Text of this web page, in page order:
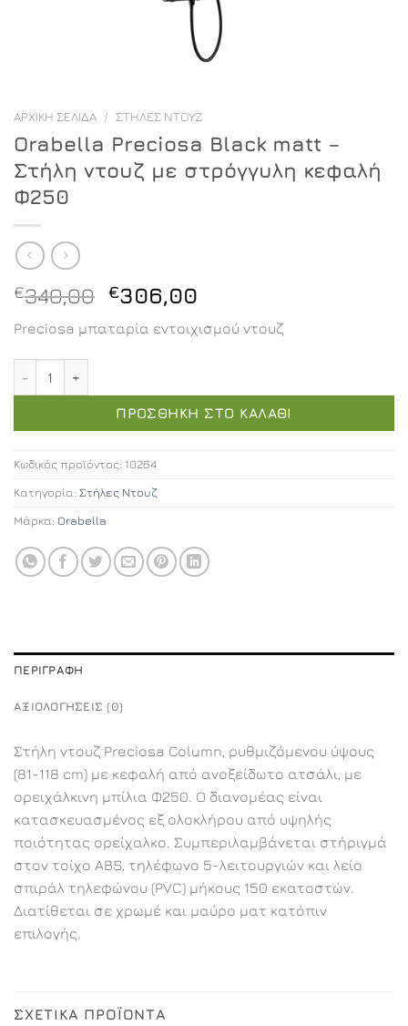
ΑΡΧΙΚΉ ΣΕΛΊΔΑ / ΣΤΉΛΕΣ ΝΤΟΥΖ
Orabella Preciosa Black matt –
Στήλη ντουζ με στρόγγυλη κεφαλή
Φ250
€340,00 Original
price
was:
€306,00
τρέχουσα
τιμή
Preciosa μπαταρία εντοιχισμού ντουζ
ΠΡΟΣΘΉΚΗ ΣΤΟ ΚΑΛΆΘΙ
Κωδικός προϊόντος: 10264
Κατηγορία: Στήλες Ντουζ
Μάρκα: Orabella
ΠΕΡΙΓΡΑΦΉ
ΑΞΙΟΛΟΓΉΣΕΙΣ (0)
Στήλη ντουζ Preciosa Column, ρυθμιζόμενου ύψους
(81-118 cm) με κεφαλή από ανοξείδωτο ατσάλι, με
ορειχάλκινη μπίλια Φ250. Ο διανομέας είναι
κατασκευασμένος εξ ολοκλήρου από υψηλής
ποιότητας ορείχαλκο. Συμπεριλαμβάνεται στήριγμά
στον τοίχο ABS, τηλέφωνο 5-λειτουργιών και λείο
σπιράλ τηλεφώνου (PVC) μήκους 150 εκατοστών.
Διατίθεται σε χρωμέ και μαύρο ματ κατόπιν
επιλογής.
ΣΧΕΤΙΚΆ ΠΡΟΪΌΝΤΑ